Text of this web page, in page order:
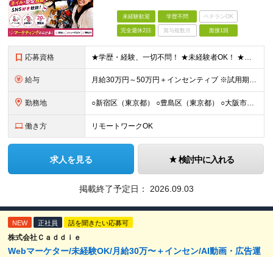
未経験歓迎 学歴不問 ベテランOK
完全週休2日 賞与複数月 面接1回
応募資格 ★学歴・経験、一切不問！ ★未経験者OK！ ★第二新卒も歓迎！ ＜人柄採用を実施中！＞ 弊社では、学歴や経験などは気にせず あなたの持ち前の人柄のみを重視しています。 堅苦しい雰囲気ではありません
給与 ⽉給30万円～50万円＋インセンティブ ※試⽤期間は2ケ⽉（正社員）⽉給25万円～ ☆インセンティブ有 ☆交通費全額支給
勤務地 ○新宿区（東京都） ○豊島区（東京都） ○大阪市（大阪府） ○福岡市（福岡県） ※あなたの経験やスキルに応じて面談時にて ご相談させていただきます。 ※研修先は、クライアント先での研修となります。
働き方 リモートワークOK
求人を見る 検討中に入れる
掲載終了予定日： 2026.09.03
NEW 正社員 話を聞きたい応募可
株式会社Ｃａｄｄｉｅ
Webマーケター/未経験OK/月給30万〜＋インセン/AI動画・広告運